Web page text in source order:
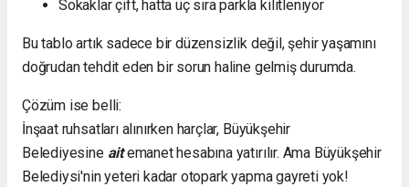
Sokaklar çift, hatta üç sıra parkla kilitleniyor
Bu tablo artık sadece bir düzensizlik değil, şehir yaşamını
doğrudan tehdit eden bir sorun haline gelmiş durumda.
Çözüm ise belli:
İnşaat ruhsatları alınırken harçlar, Büyükşehir
Belediyesine aitemanet hesabına yatırılır. Ama Büyükşehir
Belediysi'nin yeteri kadar otopark yapma gayreti yok!